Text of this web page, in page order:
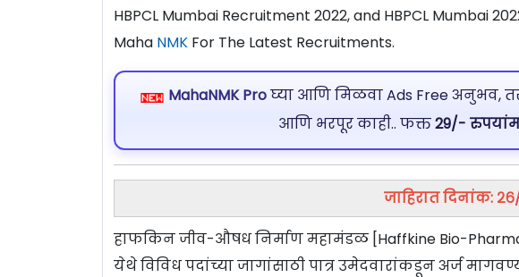
HBPCL Mumbai Recruitment 2022, and HBPCL Mumbai
Maha NMK For The Latest Recruitments.
MahaNMK Proघ्या आणि मिळवा Ads Free अनुभव,
आणि भरपूर काही.. फक्त29/-
जाहिरात दिनांक:
हाफकिन जीव-औषध निर्माण महामंडळ [Haffkine Bio-
येथे विविध पदांच्या जागांसाठी पात्र उमेदवारांकडून अर्ज